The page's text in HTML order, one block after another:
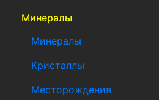
Минералы
Минералы
Кристаллы
Месторождения